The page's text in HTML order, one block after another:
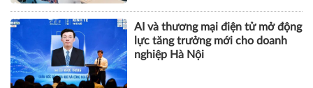
AI và thương mại điện tử mở động
lực tăng trưởng mới cho doanh
nghiệp Hà Nội